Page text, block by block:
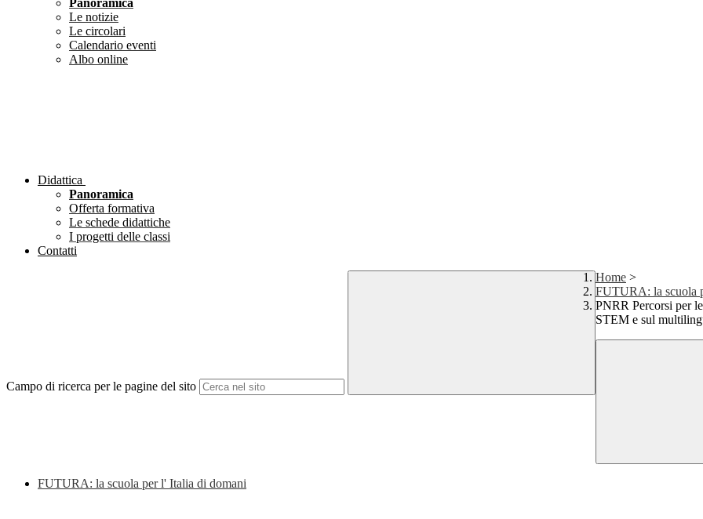
Panoramica
Le notizie
Le circolari
Calendario eventi
Albo online
Didattica
Panoramica
Offerta formativa
Le schede didattiche
I progetti delle classi
Contatti
Campo di ricerca per le pagine del sito
Home >
FUTURA: la scuola
PNRR Percorsi per
STEM e sul
FUTURA: la scuola per l' Italia di domani